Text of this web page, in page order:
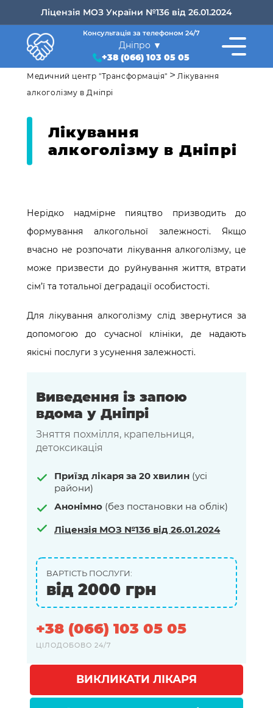
Ліцензія МОЗ України №136 від 26.01.2024
Консультація за телефоном 24/7
Дніпро
+38 (066) 103 05 05
Медичний центр "Трансформація" > Лікування
алкоголізму в Дніпрі
Лікування
алкоголізму в Дніпрі
Нерідко надмірне пияцтво призводить до
формування алкогольної залежності. Якщо
вчасно не розпочати лікування алкоголізму, це
може призвести до руйнування життя, втрати
сім’ї та тотальної деградації особистості.
Для лікування алкоголізму слід звернутися за
допомогою до сучасної клініки, де надають
якісні послуги з усунення залежності.
Виведення із запою
вдома у Дніпрі
Зняття похмілля, крапельниця,
детоксикація
Приїзд лікаря за 20 хвилин (усі
райони)
Анонімно (без постановки на облік)
Ліцензія МОЗ №136 від 26.01.2024
ВАРТІСТЬ ПОСЛУГИ:
від 2000 грн
+38 (066) 103 05 05
ЦІЛОДОБОВО 24/7
ВИКЛИКАТИ ЛІКАРЯ